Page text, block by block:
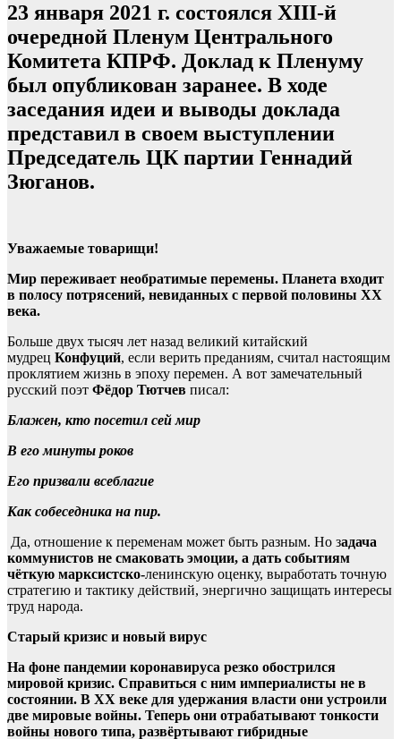
23 января 2021 г. состоялся XIII-й
очередной Пленум Центрального
Комитета КПРФ. Доклад к Пленуму
был опубликован заранее. В ходе
заседания идеи и выводы доклада
представил в своем выступлении
Председатель ЦК партии Геннадий
Зюганов.
Уважаемые товарищи!
Мир переживает необратимые перемены. Планета входит
в полосу потрясений, невиданных с первой половины ХХ
века.
Больше двух тысяч лет назад великий китайский
мудрец Конфуций, если верить преданиям, считал настоящим
проклятием жизнь в эпоху перемен. А вот замечательный
русский поэт Фёдор Тютчев писал:
Блажен, кто посетил сей мир
В его минуты роков
Его призвали всеблагие
Как собеседника на пир.
Да, отношение к переменам может быть разным. Но задача
коммунистов не смаковать эмоции, а дать событиям
чёткую марксистско-ленинскую оценку, выработать точную
стратегию и тактику действий, энергично защищать интересы
труд народа.
Старый кризис и новый вирус
На фоне пандемии коронавируса резко обострился
мировой кризис. Справиться с ним империалисты не в
состоянии. В ХХ веке для удержания власти они устроили
две мировые войны. Теперь они отрабатывают тонкости
войны нового типа, развёртывают гибридные